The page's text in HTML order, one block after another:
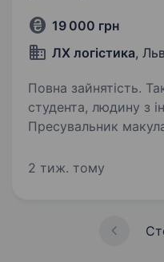
19 000 грн
ЛХ логістика,
Повна зайнятість.
студента, людину з
Пресувальник
шукаємо
виплату заробітної…
2 тиж. тому